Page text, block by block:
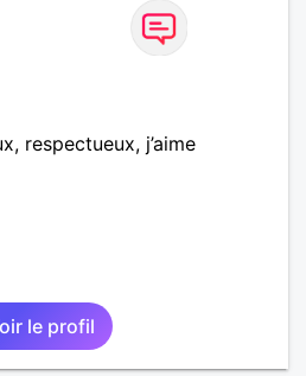
respectueux, j’aime
le profil